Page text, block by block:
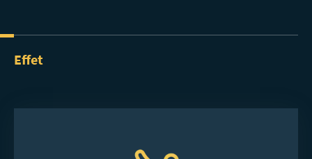
Effet